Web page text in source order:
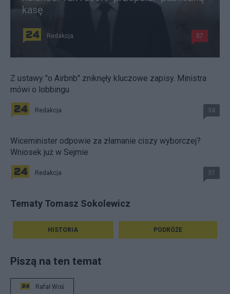
kasę
Redakcja 57
Z ustawy "o Airbnb" zniknęły kluczowe zapisy. Ministra
mówi o lobbingu
Redakcja 34
Wiceminister odpowie za złamanie ciszy wyborczej?
Wniosek już w Sejmie
Redakcja 37
Tematy Tomasz Sokolewicz
HISTORIA PODRÓŻE
Piszą na ten temat
Rafał Woś